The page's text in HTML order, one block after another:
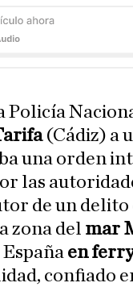
Policía
(Cádiz) a
una orden
las
de un delito
zona del mar
en
confiado